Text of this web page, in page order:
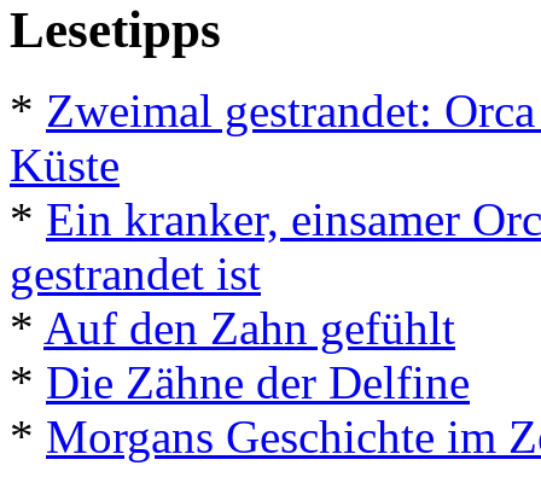
Lesetipps
* Zweimal gestrandet:
Küste
* Ein kranker, einsamer
gestrandet ist
* Auf den Zahn gefühlt
* Die Zähne der Delfine
* Morgans Geschichte im